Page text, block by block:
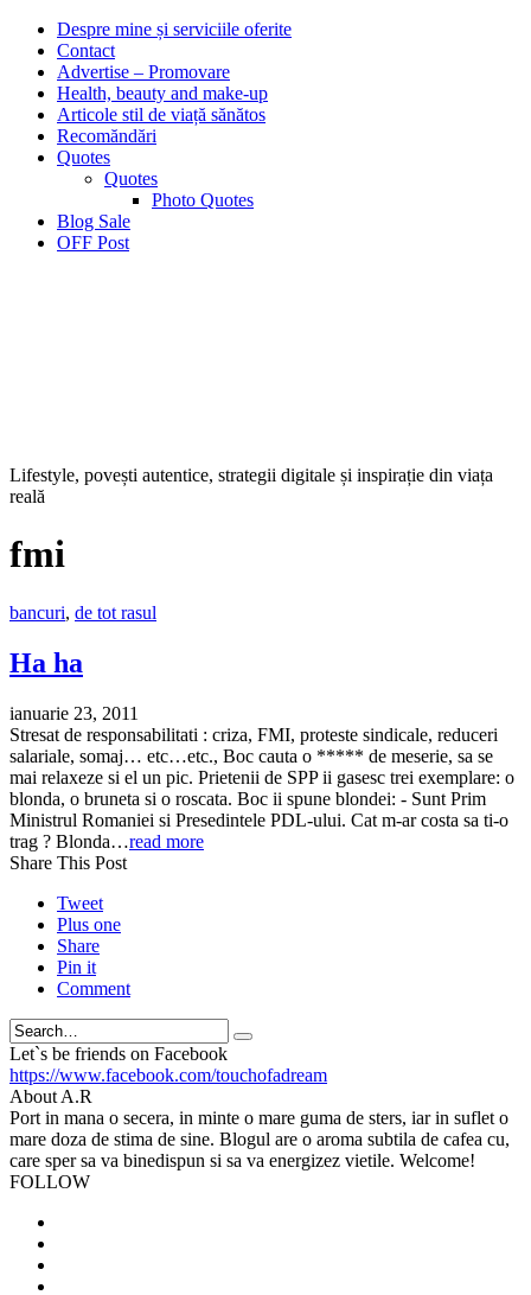
Despre mine și serviciile oferite
Contact
Advertise – Promovare
Health, beauty and make-up
Articole stil de viață sănătos
Recomăndări
Quotes
Quotes
Photo Quotes
Blog Sale
OFF Post
Lifestyle, povești autentice, strategii digitale și inspirație din viața
reală
fmi
bancuri, de tot rasul
Ha ha
ianuarie 23, 2011
Stresat de responsabilitati : criza, FMI, proteste sindicale, reduceri
salariale, somaj… etc…etc., Boc cauta o ***** de meserie, sa se
mai relaxeze si el un pic. Prietenii de SPP ii gasesc trei exemplare: o
blonda, o bruneta si o roscata. Boc ii spune blondei: - Sunt Prim
Ministrul Romaniei si Presedintele PDL-ului. Cat m-ar costa sa ti-o
trag ? Blonda…read more
Share This Post
Tweet
Plus one
Share
Pin it
Comment
Search
Let`s be friends on Facebook
https://www.facebook.com/touchofadream
About A.R
Port in mana o secera, in minte o mare guma de sters, iar in suflet o
mare doza de stima de sine. Blogul are o aroma subtila de cafea cu,
care sper sa va binedispun si sa va energizez vietile. Welcome!
FOLLOW